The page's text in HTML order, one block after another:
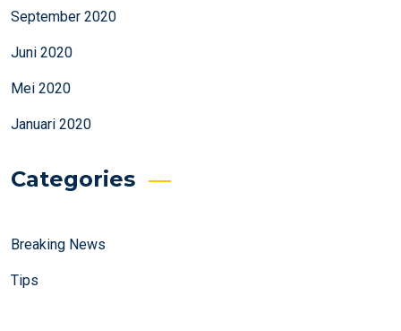
September 2020
Juni 2020
Mei 2020
Januari 2020
Categories
Breaking News
Tips